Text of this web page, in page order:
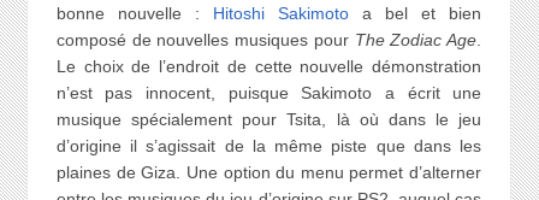
bonne nouvelle : Hitoshi Sakimoto a bel et bien
composé de nouvelles musiques pour The Zodiac Age
Le choix de l’endroit de cette nouvelle démonstration
n’est pas innocent, puisque Sakimoto a écrit une
musique spécialement pour Tsita, là où dans le jeu
d’origine il s’agissait de la même piste que dans les
plaines de Giza. Une option du menu permet d’alterner